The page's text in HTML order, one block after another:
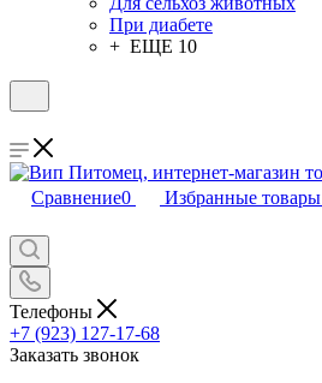
При диабете
+ ЕЩЕ 10
Сравнение0 Избранные товары
Телефоны
+7 (923) 127-17-68
Заказать звонок